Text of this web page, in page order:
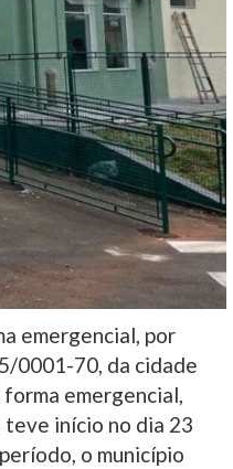
emergencial, por
0001-70, da cidade
emergencial,
início no dia 23
o município